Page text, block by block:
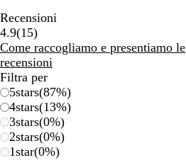
Recensioni
4.9(1515
recensioni
)
Come raccogliamo e presentiamo le
recensioni
Filtra per
5stars(87%)
4stars(13%)
3stars(0%)
2stars(0%)
1star(0%)